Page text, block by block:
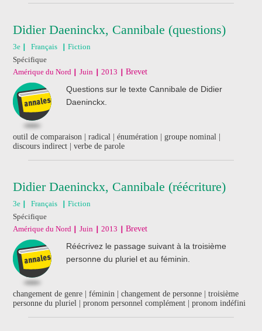
Didier Daeninckx, Cannibale (questions)
3e Français
Fiction
Spécifique
Amérique du Nord
Juin 2013 Brevet
Questions sur le texte Cannibale de Didier
Daeninckx.
outil de comparaison | radical | énumération | groupe nominal |
discours indirect | verbe de parole
Didier Daeninckx, Cannibale (réécriture)
3e Français
Fiction
Spécifique
Amérique du Nord
Juin 2013 Brevet
Réécrivez le passage suivant à la troisième
personne du pluriel et au féminin.
changement de genre | féminin | changement de personne | troisième
personne du pluriel | pronom personnel complément | pronom indéfini